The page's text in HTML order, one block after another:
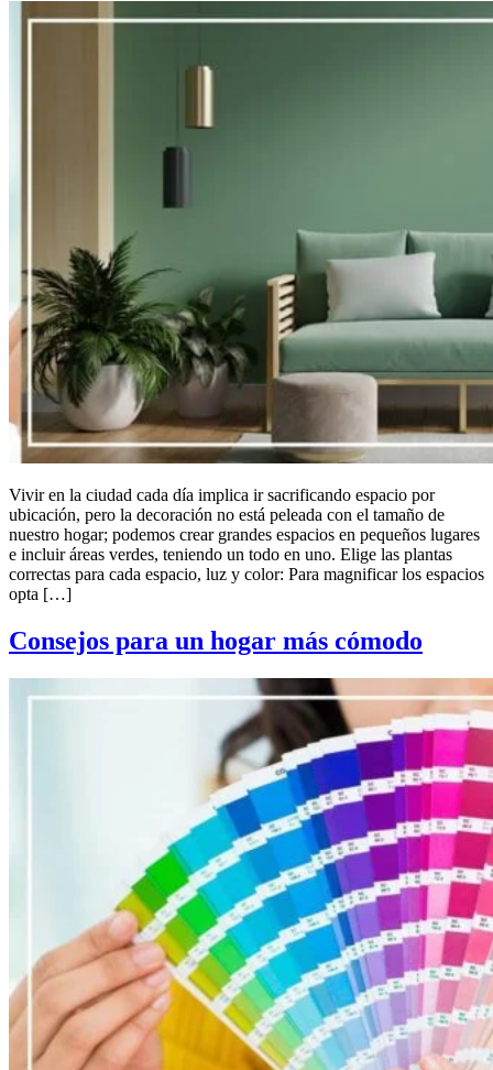
Vivir en la ciudad cada día implica ir sacrificando espacio por
ubicación, pero la decoración no está peleada con el tamaño de
nuestro hogar; podemos crear grandes espacios en pequeños lugares
e incluir áreas verdes, teniendo un todo en uno. Elige las plantas
correctas para cada espacio, luz y color: Para magnificar los espacios
opta […]
Consejos para un hogar más cómodo